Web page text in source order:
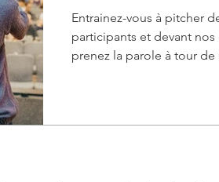
Entrainez-vous à pitcher
participants et devant
prenez la parole à tour de